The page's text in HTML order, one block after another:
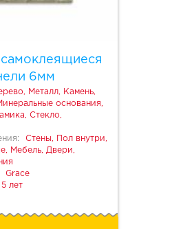
6мм
Металл, Камень,
основания,
Стекло,
Стены, Пол внутри,
Мебель, Двери,
Grace
5 лет